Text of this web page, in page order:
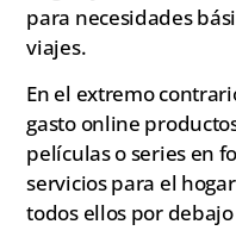
para necesidades
viajes.
En el extremo
gasto online
películas o series en
servicios para el
todos ellos por